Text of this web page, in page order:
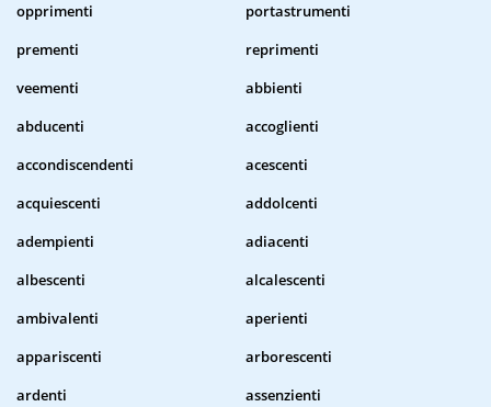
opprimenti
portastrumenti
prementi
reprimenti
veementi
abbienti
abducenti
accoglienti
accondiscendenti
acescenti
acquiescenti
addolcenti
adempienti
adiacenti
albescenti
alcalescenti
ambivalenti
aperienti
appariscenti
arborescenti
ardenti
assenzienti